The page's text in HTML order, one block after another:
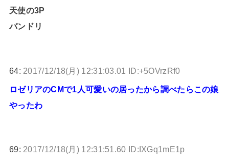
天使の3P
バンドリ
64: 2017/12/18(月) 12:31:03.01 ID:+5OVrzRf0
ロゼリアのCMで1人可愛いの居ったから調べたらこの娘
やったわ
69: 2017/12/18(月) 12:31:51.60 ID:IXGq1mE1p